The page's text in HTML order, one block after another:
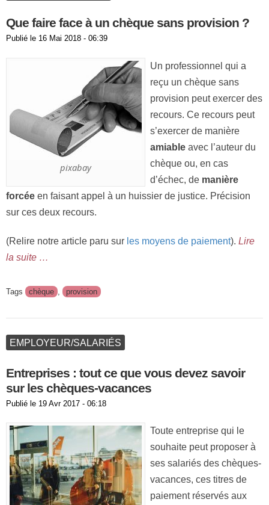
Que faire face à un chèque sans provision ?
Publié le 16 Mai 2018 - 06:39
pixabay
Un professionnel qui a
reçu un chèque sans
provision peut exercer des
recours. Ce recours peut
s’exercer de manière
amiable avec l’auteur du
chèque ou, en cas
d’échec, de manière
forcée en faisant appel à un huissier de justice. Précision
sur ces deux recours.
(Relire notre article paru sur les moyens de paiement). Lire
la suite …
Tags chèque provision
EMPLOYEUR/SALARIÉS
Entreprises : tout ce que vous devez savoir
sur les chèques-vacances
Publié le 19 Avr 2017 - 06:18
Toute entreprise qui le
souhaite peut proposer à
ses salariés des chèques-
vacances, ces titres de
paiement réservés aux